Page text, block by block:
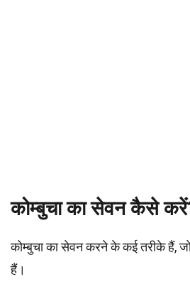
कोम्बुचा का सेवन कैसे
कोम्बुचा का सेवन करने के कई तरीके हैं,
हैं।